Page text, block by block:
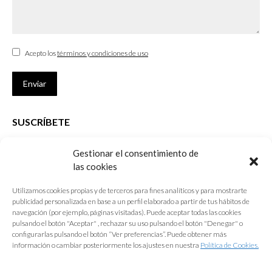
Gestionar el consentimiento de
las cookies
Utilizamos cookies propias y de terceros para fines analíticos y para mostrarte
publicidad personalizada en base a un perfil elaborado a partir de tus hábitos de
navegación (por ejemplo, páginas visitadas). Puede aceptar todas las cookies
pulsando el botón "Aceptar" , rechazar su uso pulsando el botón "Denegar" o
configurarlas pulsando el botón “Ver preferencias”. Puede obtener más
información o cambiar posteriormente los ajustes en nuestra Política de Cookies.
Acepto lostérminos y condiciones de uso
Enviar
SUSCRÍBETE
que desarrolla el Colegio de Arquitectos de Cádiz
E-mail *
Acepto lostérminos y condiciones de uso